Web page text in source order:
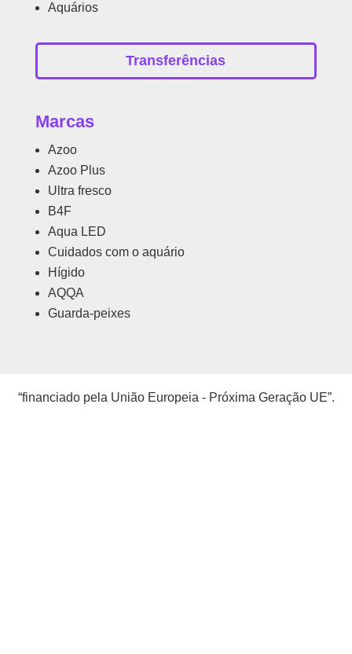
Aquários
Transferências
Marcas
Azoo
Azoo Plus
Ultra fresco
B4F
Aqua LED
Cuidados com o aquário
Hígido
AQQA
Guarda-peixes
“financiado pela União Europeia - Próxima Geração UE”.